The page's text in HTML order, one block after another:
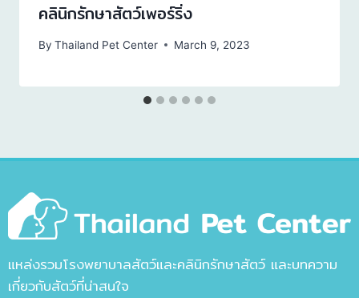
คลินิกรักษาสัตว์เพอร์ริ่ง
By Thailand Pet Center March 9, 2023
แหล่งรวมโรงพยาบาลสัตว์และคลินิกรักษาสัตว์ และบทความ
เกี่ยวกับสัตว์ที่น่าสนใจ